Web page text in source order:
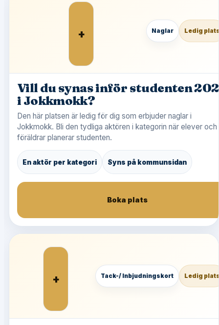
+ Naglar Ledig
Vill du synas inför studenten
i Jokkmokk?
Den här platsen är ledig för dig som erbjuder naglar i
Jokkmokk. Bli den tydliga aktören i kategorin när elever och
föräldrar planerar studenten.
En aktör per kategori Syns på kommunsidan
Boka plats
+ Tack-/ Inbjudningskort Ledig